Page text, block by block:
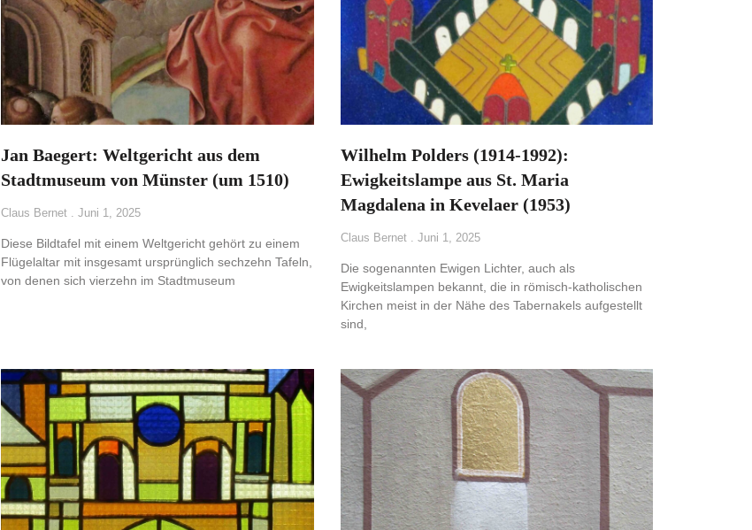
Jan Baegert: Weltgericht aus dem
Stadtmuseum von Münster (um 1510)
Claus Bernet Juni 1, 2025
Diese Bildtafel mit einem Weltgericht gehört zu einem
Flügelaltar mit insgesamt ursprünglich sechzehn Tafeln,
von denen sich vierzehn im Stadtmuseum
Wilhelm Polders (1914-1992):
Ewigkeitslampe aus St. Maria
Magdalena in Kevelaer (1953)
Claus Bernet Juni 1, 2025
Die sogenannten Ewigen Lichter, auch als
Ewigkeitslampen bekannt, die in römisch-katholischen
Kirchen meist in der Nähe des Tabernakels aufgestellt
sind,